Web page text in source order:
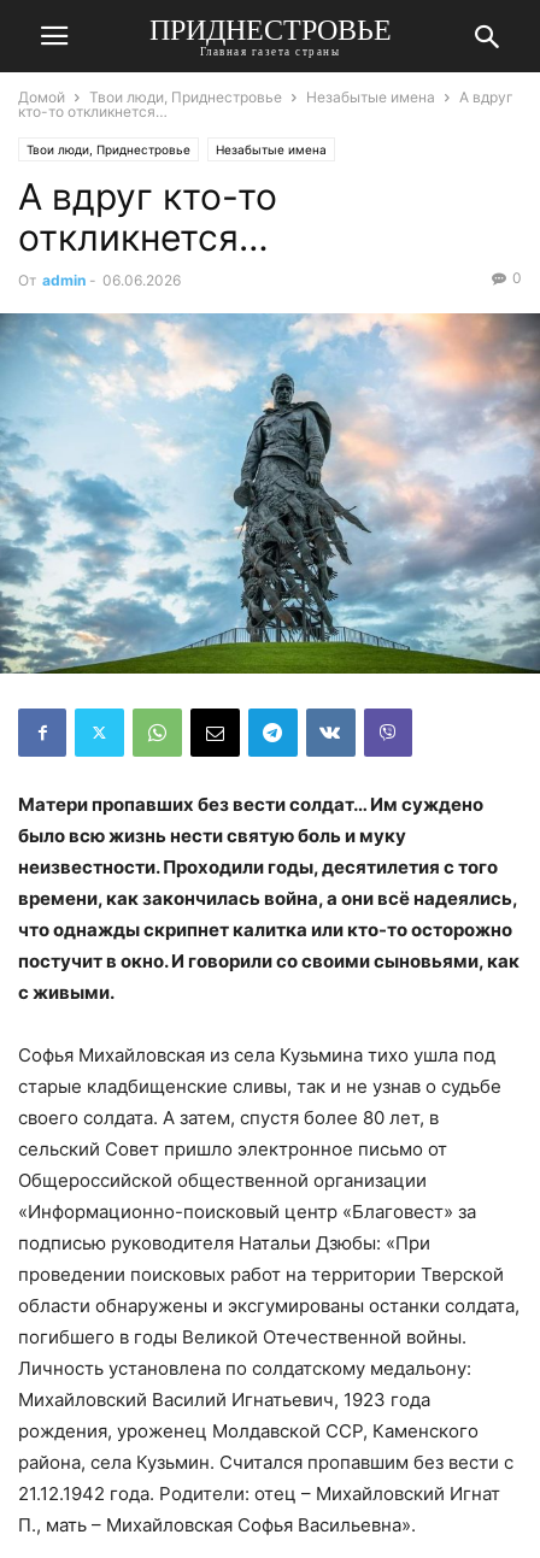
ПРИДНЕСТРОВЬЕ
Главная газета страны
Домой Твои люди, Приднестровье Незабытые имена
А вдруг
кто-то откликнется…
Твои люди, Приднестровье Незабытые имена
А вдруг кто-то
откликнется…
От admin - 06.06.2026 0
Матери пропавших без вести солдат… Им суждено
было всю жизнь нести святую боль и муку
неизвестности. Проходили годы, десятилетия с того
времени, как закончилась война, а они всё надеялись,
что однажды скрипнет калитка или кто-то осторожно
постучит в окно. И говорили со своими сыновьями, как
с живыми.
Софья Михайловская из села Кузьмина тихо ушла под
старые кладбищенские сливы, так и не узнав о судьбе
своего солдата. А затем, спустя более 80 лет, в
сельский Совет пришло электронное письмо от
Общероссийской общественной организации
«Информационно-поисковый центр «Благовест» за
подписью руководителя Натальи Дзюбы: «При
проведении поисковых работ на территории Тверской
области обнаружены и эксгумированы останки солдата,
погибшего в годы Великой Отечественной войны.
Личность установлена по солдатскому медальону:
Михайловский Василий Игнатьевич, 1923 года
рождения, уроженец Молдавской ССР, Каменского
района, села Кузьмин. Считался пропавшим без вести с
21.12.1942 года. Родители: отец – Михайловский Игнат
П., мать – Михайловская Софья Васильевна».